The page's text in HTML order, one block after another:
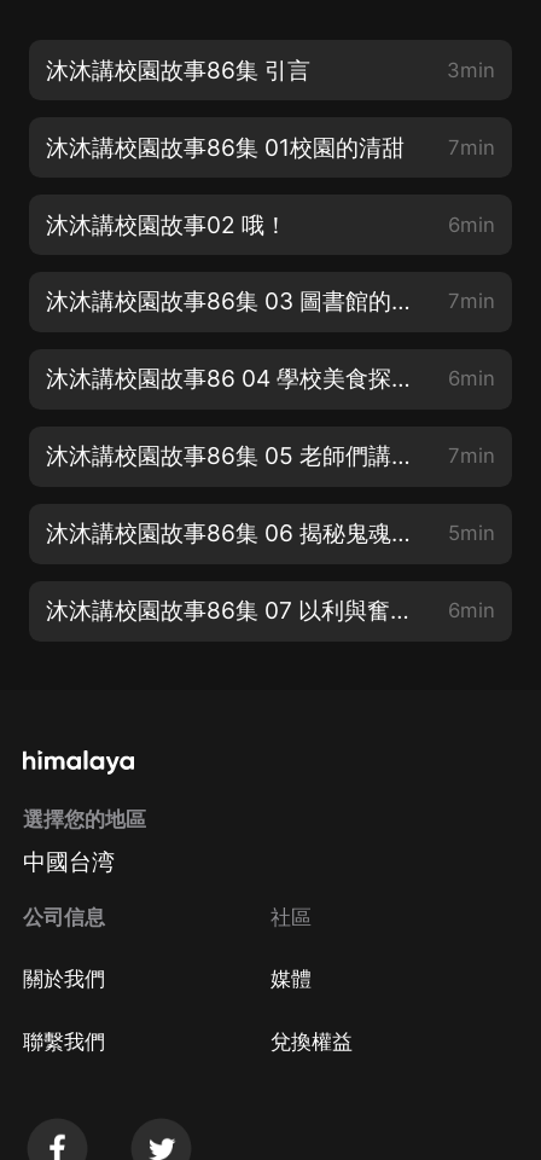
沐沐講校園故事86集 引言 3min
沐沐講校園故事86集 01校園的清甜 7min
沐沐講校園故事02 哦！ 6min
沐沐講校園故事86集 03 圖書館的惡作劇 7min
沐沐講校園故事86 04 學校美食探索之旅 6min
沐沐講校園故事86集 05 老師們講樂子 (1) 7min
沐沐講校園故事86集 06 揭秘鬼魂的真相 5min
沐沐講校園故事86集 07 以利與奮鬥的化學課 6min
選擇您的地區
中國台湾
公司信息
關於我們
聯繫我們
社區
媒體
兌換權益